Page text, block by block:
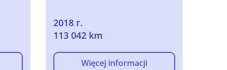
2018 г.
113 042 km
Więcej informacji